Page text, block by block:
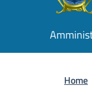
Home